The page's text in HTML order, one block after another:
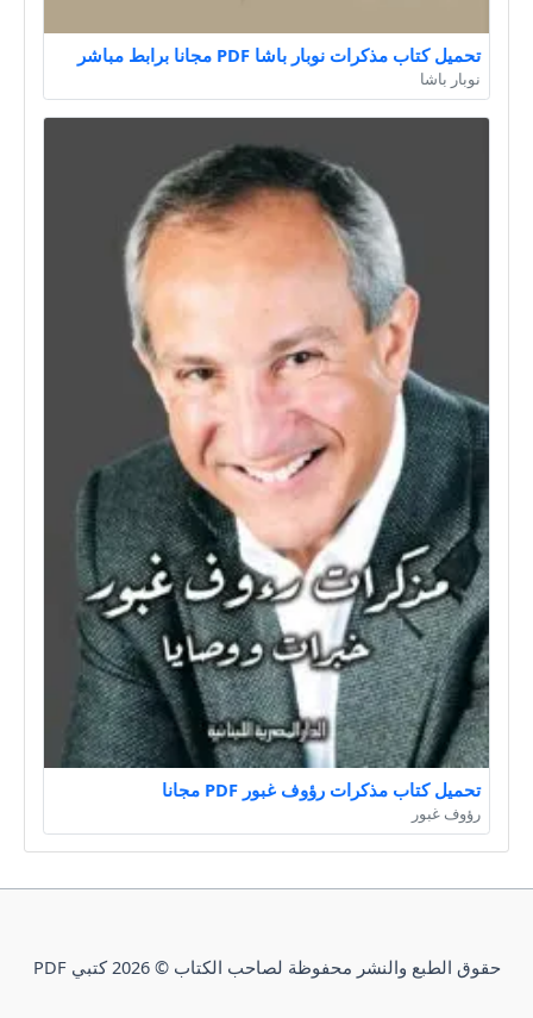
تحميل كتاب مذكرات نوبار باشا PDF مجانا برابط مباشر
نوبار باشا
تحميل كتاب مذكرات رؤوف غبور PDF مجانا
رؤوف غبور
حقوق الطبع والنشر محفوظة لصاحب الكتاب © 2026 كتبي PDF